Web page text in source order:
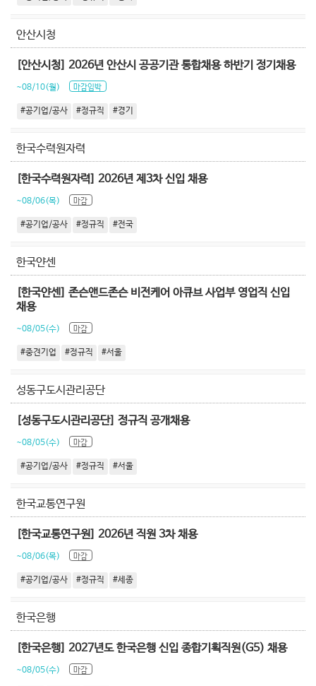
안산시청
[안산시청] 2026년 안산시 공공기관 통합채용 하반기 정기채용
~08/10(월) 마감임박
#공기업/공사 #정규직 #경기
한국수력원자력
[한국수력원자력] 2026년 제3차 신입 채용
~08/06(목) 마감
#공기업/공사 #정규직 #전국
한국얀센
[한국얀센] 존슨앤드존슨 비전케어 아큐브 사업부 영업직 신입
채용
~08/05(수) 마감
#중견기업 #정규직 #서울
성동구도시관리공단
[성동구도시관리공단] 정규직 공개채용
~08/05(수) 마감
#공기업/공사 #정규직 #서울
한국교통연구원
[한국교통연구원] 2026년 직원 3차 채용
~08/06(목) 마감
#공기업/공사 #정규직 #세종
한국은행
[한국은행] 2027년도 한국은행 신입 종합기획직원(G5) 채용
~08/05(수) 마감